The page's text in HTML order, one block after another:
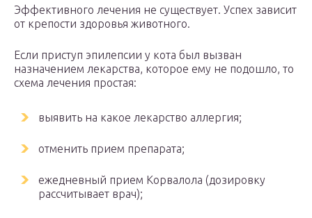
Эффективного лечения не существует. Успех зависит
от крепости здоровья животного.
Если приступ эпилепсии у кота был вызван
назначением лекарства, которое ему не подошло, то
схема лечения простая:
выявить на какое лекарство аллергия;
отменить прием препарата;
ежедневный прием Корвалола (дозировку
рассчитывает врач);